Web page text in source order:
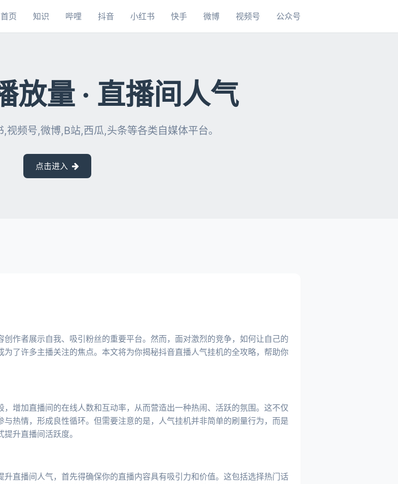
首页 知识 哔哩 抖音 小红书 快手 微博 视频号 公众号
放量 · 直播间人气
视频号,微博,B站,西瓜,头条等各类自媒体平台。
点击进入
作者展示自我、吸引粉丝的重要平台。然而，面对激烈的竞争，如何让自己的
了许多主播关注的焦点。本文将为你揭秘抖音直播人气挂机的全攻略，帮助你
增加直播间的在线人数和互动率，从而营造出一种热闹、活跃的氛围。这不仅
热情，形成良性循环。但需要注意的是，人气挂机并非简单的刷量行为，而是
升直播间活跃度。
直播间人气，首先得确保你的直播内容具有吸引力和价值。这包括选择热门话